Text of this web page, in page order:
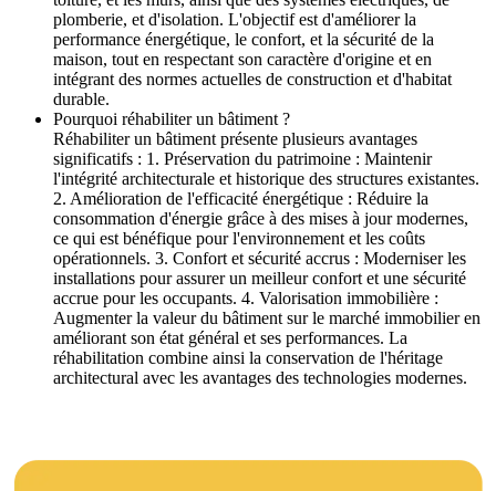
plomberie, et d'isolation. L'objectif est d'améliorer la
performance énergétique, le confort, et la sécurité de la
maison, tout en respectant son caractère d'origine et en
intégrant des normes actuelles de construction et d'habitat
durable.
Pourquoi réhabiliter un bâtiment ?
Réhabiliter un bâtiment présente plusieurs avantages
significatifs : 1. Préservation du patrimoine : Maintenir
l'intégrité architecturale et historique des structures existantes.
2. Amélioration de l'efficacité énergétique : Réduire la
consommation d'énergie grâce à des mises à jour modernes,
ce qui est bénéfique pour l'environnement et les coûts
opérationnels. 3. Confort et sécurité accrus : Moderniser les
installations pour assurer un meilleur confort et une sécurité
accrue pour les occupants. 4. Valorisation immobilière :
Augmenter la valeur du bâtiment sur le marché immobilier en
améliorant son état général et ses performances. La
réhabilitation combine ainsi la conservation de l'héritage
architectural avec les avantages des technologies modernes.